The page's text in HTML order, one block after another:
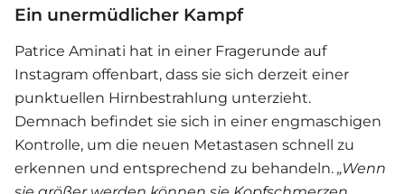
Ein unermüdlicher Kampf
Patrice Aminati hat in einer Fragerunde auf
Instagram offenbart, dass sie sich derzeit einer
punktuellen Hirnbestrahlung unterzieht.
Demnach befindet sie sich in einer engmaschigen
Kontrolle, um die neuen Metastasen schnell zu
erkennen und entsprechend zu behandeln. „Wenn